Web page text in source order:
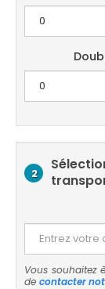
2
Vous souhaitez
de contacter